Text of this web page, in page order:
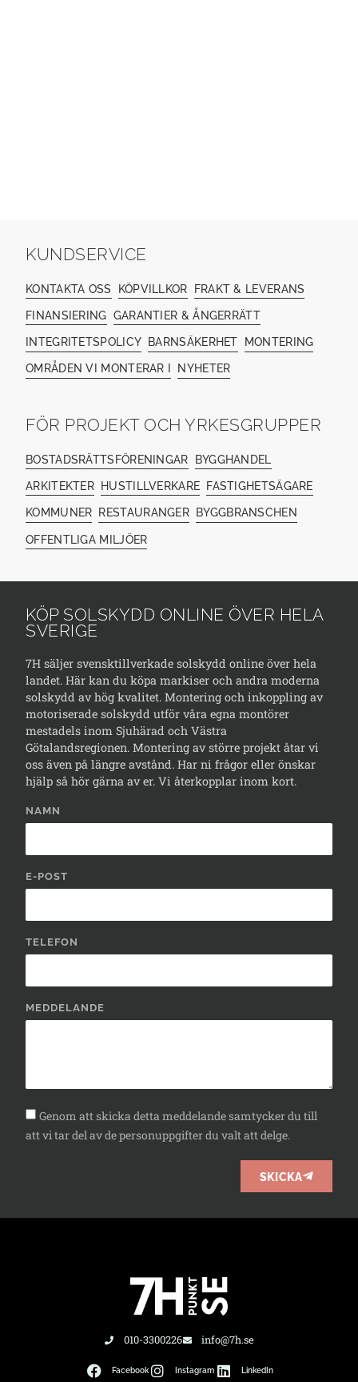
KUNDSERVICE
KONTAKTA OSS KÖPVILLKOR FRAKT & LEVERANS
FINANSIERING GARANTIER & ÅNGERRÄTT
INTEGRITETSPOLICY BARNSÄKERHET MONTERING
OMRÅDEN VI MONTERAR I NYHETER
FÖR PROJEKT OCH YRKESGRUPPER
BOSTADSRÄTTSFÖRENINGAR BYGGHANDEL
ARKITEKTER HUSTILLVERKARE FASTIGHETSÄGARE
KOMMUNER RESTAURANGER BYGGBRANSCHEN
OFFENTLIGA MILJÖER
KÖP SOLSKYDD ONLINE ÖVER HELA
SVERIGE
7H säljer svensktillverkade solskydd online över hela
landet. Här kan du köpa markiser och andra moderna
solskydd av hög kvalitet. Montering och inkoppling av
motoriserade solskydd utför våra egna montörer
mestadels inom Sjuhärad och Västra
Götalandsregionen. Montering av större projekt åtar vi
oss även på längre avstånd. Har ni frågor eller önskar
hjälp så hör gärna av er. Vi återkopplar inom kort.
NAMN
E-POST
TELEFON
MEDDELANDE
Genom att skicka detta meddelande samtycker du till
att vi tar del av de personuppgifter du valt att delge.
SKICKA
010-3300226 info@7h.se
Facebook Instagram LinkedIn